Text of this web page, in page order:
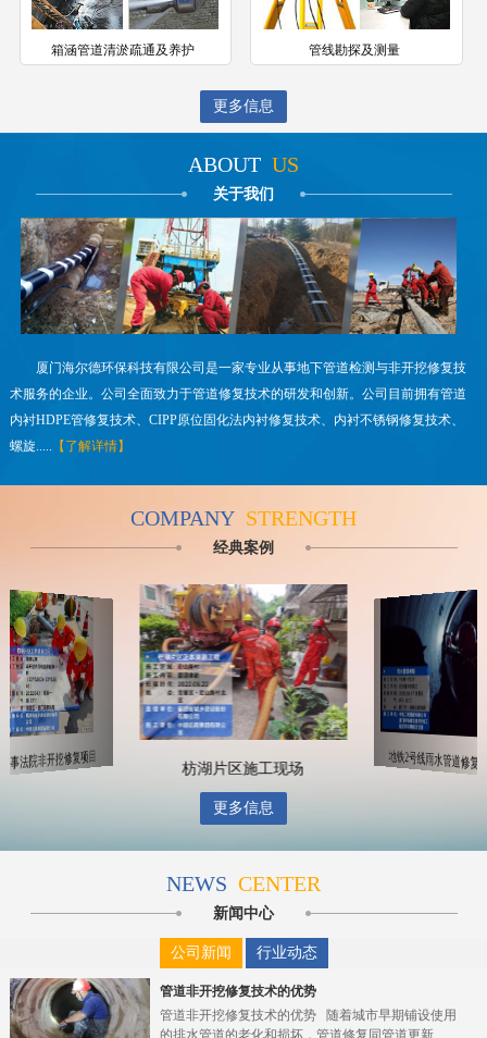
箱涵管道清淤疏通及养护 管线勘探及测量
更多信息
ABOUT US
关于我们
厦门海尔德环保科技有限公司是一家专业从事地下管道检测与非开挖修复技
术服务的企业。公司全面致力于管道修复技术的研发和创新。公司目前拥有管道
内衬HDPE管修复技术、CIPP原位固化法内衬修复技术、内衬不锈钢修复技术、
螺旋..... 【了解详情】
COMPANY STRENGTH
经典案例
海事法院非开挖修复项目 枋湖片区施工现场 地铁2号线雨水管道修复
更多信息
NEWS CENTER
新闻中心
公司新闻 行业动态
管道非开挖修复技术的优势
管道非开挖修复技术的优势 随着城市早期铺设使用
的排水管道的老化和损坏，管道修复同管道更新...